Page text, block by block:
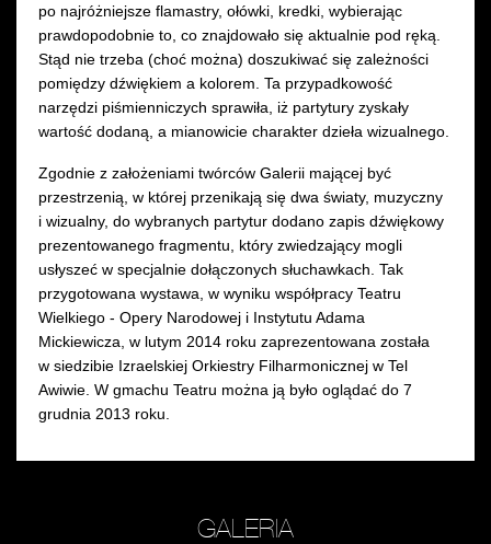
po najróżniejsze flamastry, ołówki, kredki, wybierając
prawdopodobnie to, co znajdowało się aktualnie pod ręką.
Stąd nie trzeba (choć można) doszukiwać się zależności
pomiędzy dźwiękiem a kolorem. Ta przypadkowość
narzędzi piśmienniczych sprawiła, iż partytury zyskały
wartość dodaną, a mianowicie charakter dzieła wizualnego.
Zgodnie z założeniami twórców Galerii mającej być
przestrzenią, w której przenikają się dwa światy, muzyczny
i wizualny, do wybranych partytur dodano zapis dźwiękowy
prezentowanego fragmentu, który zwiedzający mogli
usłyszeć w specjalnie dołączonych słuchawkach. Tak
przygotowana wystawa, w wyniku współpracy Teatru
Wielkiego - Opery Narodowej i Instytutu Adama
Mickiewicza, w lutym 2014 roku zaprezentowana została
w siedzibie Izraelskiej Orkiestry Filharmonicznej w Tel
Awiwie. W gmachu Teatru można ją było oglądać do 7
grudnia 2013 roku.
GALERIA